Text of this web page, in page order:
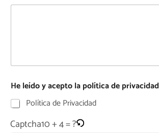
He leído y acepto la política de privacidad
Política de Privacidad
Captcha10 + 4 = ?